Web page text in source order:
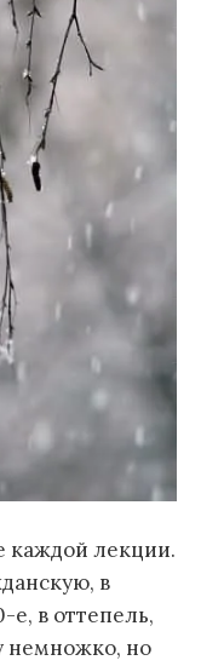
каждой лекции.
в
в оттепель,
немножко, но